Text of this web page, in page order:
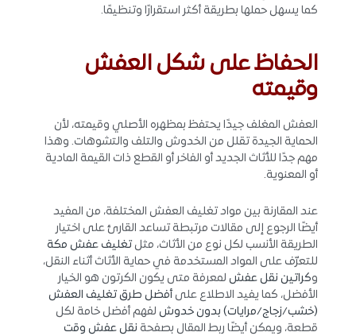
كما يسهل حملها بطريقة أكثر استقرارًا وتنظيمًا.
الحفاظ على شكل العفش
وقيمته
العفش المغلف جيدًا يحتفظ بمظهره الأصلي وقيمته، لأن
الحماية الجيدة تقلل من الخدوش والتلف والتشوهات. وهذا
مهم جدًا للأثاث الجديد أو الفاخر أو القطع ذات القيمة المادية
أو المعنوية.
عند المقارنة بين مواد تغليف العفش المختلفة، من المفيد
أيضًا الرجوع إلى مقالات مرتبطة تساعد القارئ على اختيار
الطريقة الأنسب لكل نوع من الأثاث، مثلتغليف عفش مكة
للتعرّف على المواد المستخدمة في حماية الأثاث أثناء النقل،
وكراتين نقل عفش لمعرفة متى يكون الكرتون هو الخيار
الأفضل، كما يفيد الاطلاع على أفضل طرق تغليف العفش
(خشب/زجاج/مرايات) بدون خدوش لفهم أفضل خامة لكل
قطعة، ويمكن أيضًا ربط المقال بصفحة نقل عفش وقت